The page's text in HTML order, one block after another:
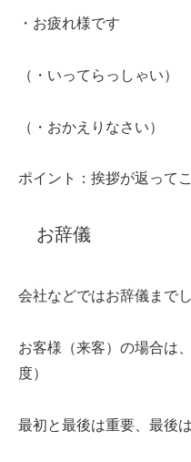
・お疲れ様です
（・いってらっしゃい）
（・おかえりなさい）
ポイント：挨拶が返って
お辞儀
会社などではお辞儀まで
お客様（来客）の場合は
度）
最初と最後は重要、最後